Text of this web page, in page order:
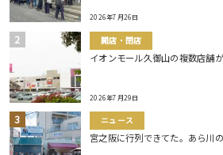
2026年7月26日
開店・閉店
イオンモール久御山の複数店舗
2026年7月29日
ニュース
宮之阪に行列できてた。あら川